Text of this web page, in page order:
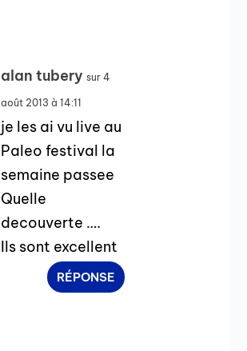
alan tubery sur 4
août 2013 à 14:11
je les ai vu live au
Paleo festival la
semaine passee
Quelle
decouverte ….
Ils sont excellent
RÉPONSE